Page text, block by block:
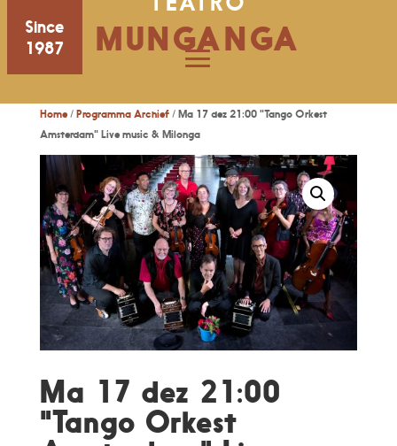
Since
1987
MUNGANGA
Home/ Programma Archief/ Ma 17 dez 21:00 "Tango Orkest
Amsterdam" Live music & Milonga
Ma 17 dez 21:00
"Tango Orkest